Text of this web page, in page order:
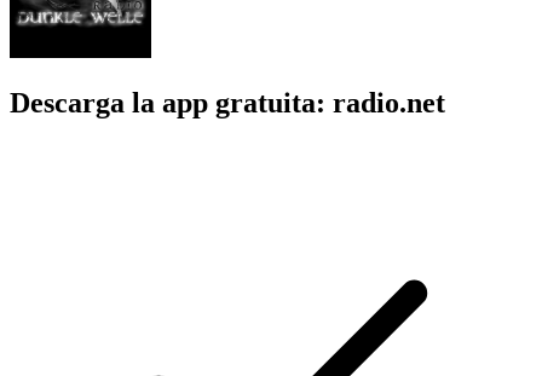
Descarga la app gratuita: radio.net